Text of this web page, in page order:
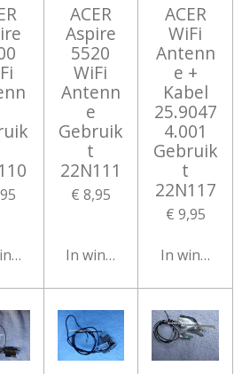
ACER
Aspire
5520
WiFi
Antenn
e
Gebruik
t
22N111
€ 8,95
In winkelwagen
ACER
WiFi
Antenn
e +
Kabel
25.9047
4.001
Gebruik
t
22N117
€ 9,95
In